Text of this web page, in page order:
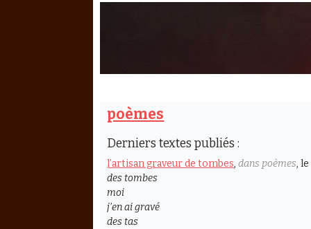
poèmes
Derniers textes publiés :
l’artisan graveur de tombes,dans poèmes, le
des tombes
moi
j’en ai gravé
des tas